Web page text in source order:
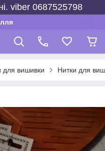
viber 0687525798
для вишивки Нитки для